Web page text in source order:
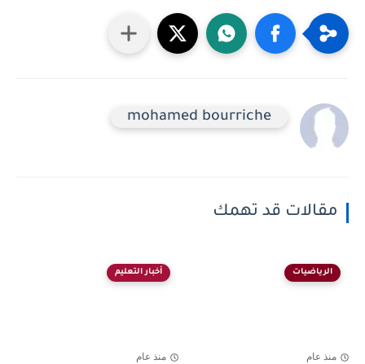
mohamed bourriche
مقالات قد تهمك
الرياضيات
منذ عام
أخبار التعليم
منذ عام